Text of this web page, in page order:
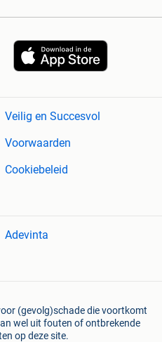
Veilig en Succesvol
Voorwaarden
Cookiebeleid
Adevinta
(gevolg)schade die voortkomt
wel uit fouten of ontbrekende
op deze site.